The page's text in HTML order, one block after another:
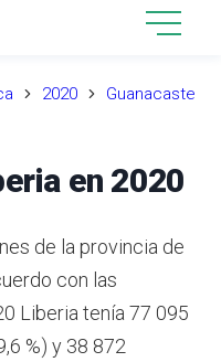
2020
Guanacaste
en 2020
de la provincia de
con las
Liberia tenía 77 095
%) y 38 872